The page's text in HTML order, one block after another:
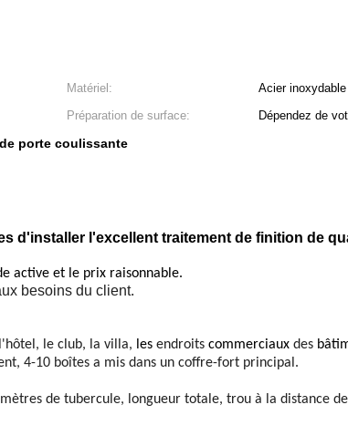
Matériel:
Acier
Préparation de surface:
Dépendez de
porte coulissante
d'installer l'excellent traitement de finition de
active et le prix raisonnable.
besoins du client.
le club, la villa, les endroits commerciaux des
4-10 boîtes a mis dans un coffre-fort principal.
de tubercule, longueur totale, trou à la distance